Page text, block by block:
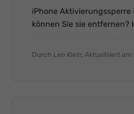
iPhone
können Sie sie entfernen?
Durch Leo Klein, Aktualisiert am